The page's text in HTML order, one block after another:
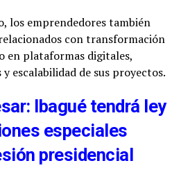
los emprendedores también
con transformación
en plataformas digitales,
escalabilidad de sus proyectos.
Ibagué tendrá ley
especiales
presidencial